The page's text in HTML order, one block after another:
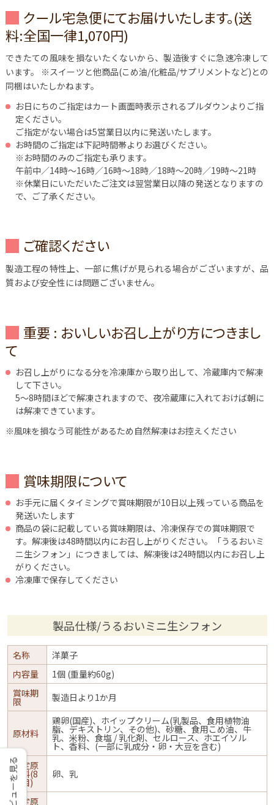
クール宅急便にてお届けいたします。(送
料:全国一律1,070円)
できたての風味を損ないたくないから、製造後すぐに急速冷凍して
います。
※スイーツと他商品(こめ油/化粧品/サプリメントなど)との
同梱はいたしかねます。
お日にちのご指定はカート画面時表示されるプルダウンよりご指
定ください。
ご指定がない場合は5営業日以内に発送いたします。
お時間のご指定は下記時間帯よりお選びください。
※お時間のみのご指定も承ります。
午前中／14時～16時／16時～18時／18時～20時／19時～21時
※休業日にいただいたご注文は翌営業日以降の発送となりますの
で、ご了承ください。
ご確認ください
製造工程の特性上、一部に焦げが見られる場合がございますが、品
質および安全性には問題ございません。
重要 : おいしいお召し上がり方につきまし
て
お召し上がりになる分を冷凍庫から取り出して、冷蔵庫内で解凍
して下さい。
5～8時間ほどで解凍されますので、夜冷蔵庫に入れておけば朝に
は解凍できています。
※風味を損なう可能性があるため自然解凍はお控えください
賞味期限について
お手元に届くタイミングで賞味期限が10日以上残っている商品を
発送いたします
商品の袋に記載している賞味期限は、冷凍保存での賞味期限で
す。解凍後は48時間以内にお召し上がりください。「うるおいミ
ニ生シフォン」につきましては、解凍後は24時間以内にお召し上
がりください。
冷凍庫で保存してください
製品仕様/うるおいミニ生シフォン
名称
洋菓子
内容量
1個 (重量約60g)
賞味期
限 製造日より1か月
原材料
鶏卵(国産)、ホイップクリーム(乳製品、食用植物油
脂、デキストリン、その他)、砂糖、食用こめ油、牛
乳、米粉、食塩 / 乳化剤、セルロース、ホエイソル
ト、香料、(一部に乳成分・卵・大豆を含む)
特定原
材料(8
品目)
卵、乳
特定原
レビューを見る